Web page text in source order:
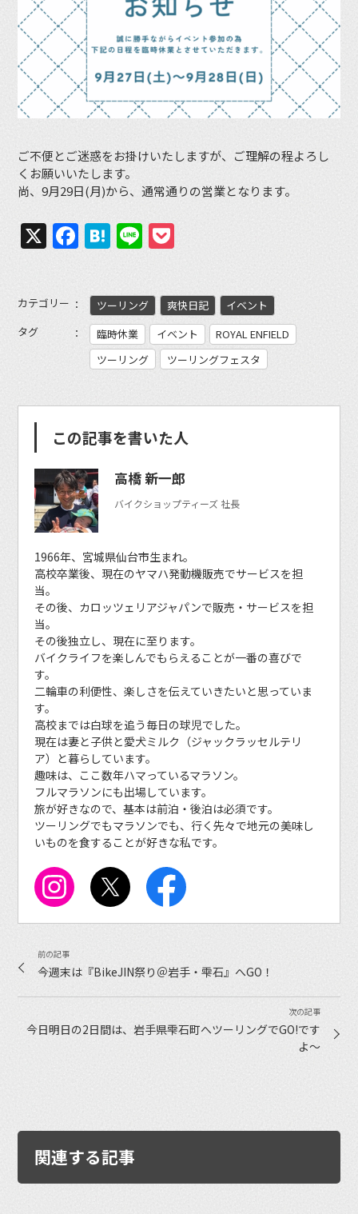
ご不便とご迷惑をお掛けいたしますが、ご理解の程よろし
くお願いいたします。
尚、9月29日(月)から、通常通りの営業となります。
X Facebook
Hatena
Line
カテゴリー ツーリング 爽快日記
イベント
タグ
臨時休業 イベント
ROYAL ENFIELD
ツーリング
ツーリングフェスタ
この記事を書いた人
高橋 新一郎
バイクショップティーズ 社長
1966年、宮城県仙台市生まれ。
高校卒業後、現在のヤマハ発動機販売でサービスを担
当。
その後、カロッツェリアジャパンで販売・サービスを担
当。
その後独立し、現在に至ります。
バイクライフを楽しんでもらえることが一番の喜びで
す。
二輪車の利便性、楽しさを伝えていきたいと思っていま
す。
高校までは白球を追う毎日の球児でした。
現在は妻と子供と愛犬ミルク（ジャックラッセルテリ
ア）と暮らしています。
趣味は、ここ数年ハマっているマラソン。
フルマラソンにも出場しています。
旅が好きなので、基本は前泊・後泊は必須です。
ツーリングでもマラソンでも、行く先々で地元の美味し
いものを食することが好きな私です。
今週末は『BikeJIN祭り＠岩手・雫石』へGO！
今日明日の2日間は、岩手県雫石町へツーリングでGO!です
よ〜
関連する記事